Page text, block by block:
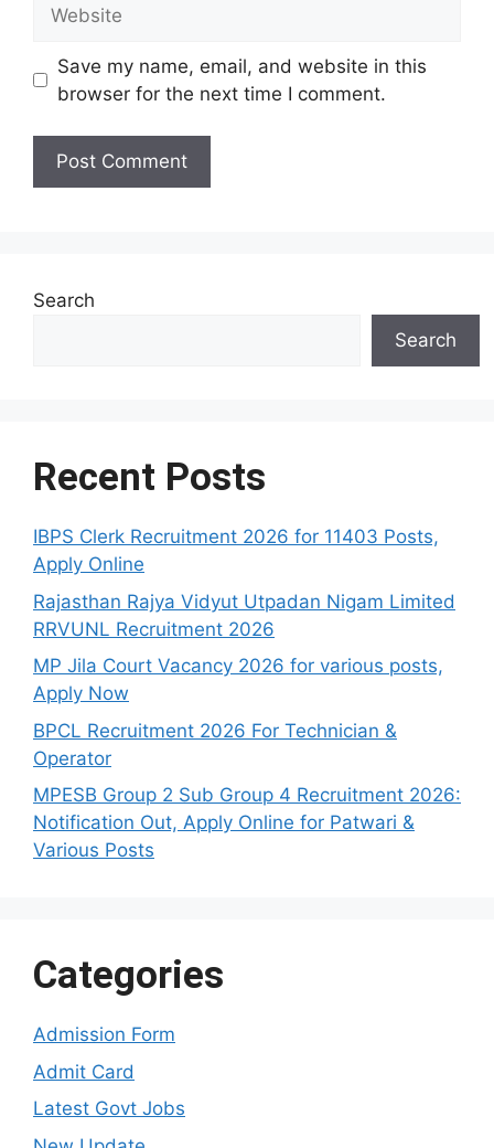
Save my name, email, and website in this
browser for the next time I comment.
Search
Search
Recent Posts
IBPS Clerk Recruitment 2026 for 11403 Posts,
Apply Online
Rajasthan Rajya Vidyut Utpadan Nigam Limited
RRVUNL Recruitment 2026
MP Jila Court Vacancy 2026 for various posts,
Apply Now
BPCL Recruitment 2026 For Technician &
Operator
MPESB Group 2 Sub Group 4 Recruitment 2026:
Notification Out, Apply Online for Patwari &
Various Posts
Categories
Admission Form
Admit Card
Latest Govt Jobs